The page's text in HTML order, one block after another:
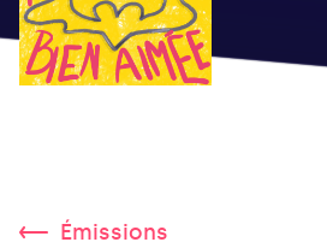
Émissions